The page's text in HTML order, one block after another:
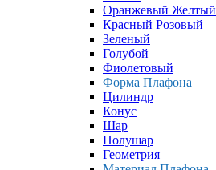
Оранжевый Желтый
Красный Розовый
Зеленый
Голубой
Фиолетовый
Форма Плафона
Цилиндр
Конус
Шар
Полушар
Геометрия